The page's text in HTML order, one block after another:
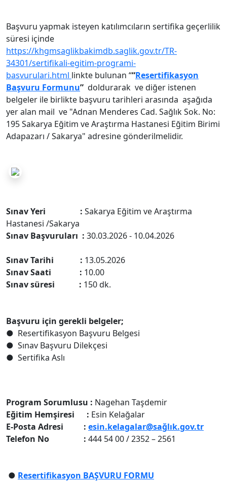
Başvuru yapmak isteyen katılımcıların sertifika geçerlilik
süresi içinde
https://khgmsaglikbakimdb.saglik.gov.tr/TR-
34301/sertifikali-egitim-programi-
basvurulari.html linkte bulunan ““Resertifikasyon
Başvuru Formunu” doldurarak ve diğer istenen
belgeler ile birlikte başvuru tarihleri arasında aşağıda
yer alan mail ve "Adnan Menderes Cad. Sağlık Sok. No:
195 Sakarya Eğitim ve Araştırma Hastanesi Eğitim Birimi
Adapazarı / Sakarya" adresine gönderilmelidir.
Sınav Yeri : Sakarya Eğitim ve Araştırma
Hastanesi /Sakarya
Sınav Başvuruları : 30.03.2026 - 10.04.2026
Sınav Tarihi : 13.05.2026
Sınav Saati : 10.00
Sınav süresi : 150 dk.
Başvuru için gerekli belgeler;
● Resertifikasyon Başvuru Belgesi
● Sınav Başvuru Dilekçesi
● Sertifika Aslı
Program Sorumlusu : Nagehan Taşdemir
Eğitim Hemşiresi : Esin Kelağalar
E-Posta Adresi : esin.kelagalar@sağlık.gov.tr
Telefon No : 444 54 00 / 2352 – 2561
● Resertifikasyon BAŞVURU FORMU